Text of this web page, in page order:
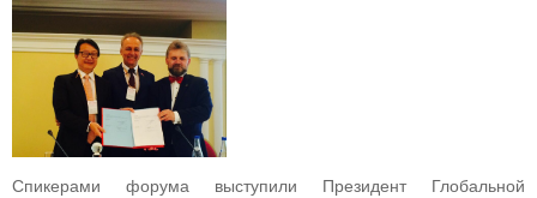
Спикерами форума выступили Президент Глобальной